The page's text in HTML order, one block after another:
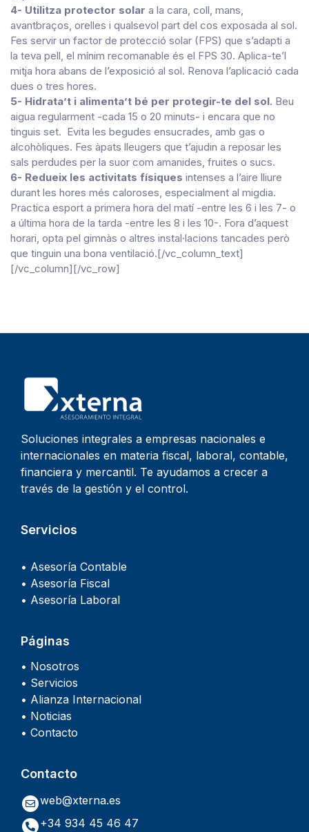
4- Utilitza protector solar a la cara, coll, mans,
avantbraços, orelles i qualsevol part del cos exposada al sol.
Fes servir un factor de protecció solar (FPS) que s’adapti a
la teva pell, el mínim recomanable és el FPS 30. Aplica-te’l
mitja hora abans de l’exposició al sol. Renova l’aplicació cada
dues o tres hores.
5- Hidrata’t i alimenta’t bé per protegir-te del sol. Beu
aigua regularment -cada 15 o 20 minuts- i encara que no
tinguis set. Evita les begudes ensucrades, amb gas o
alcohòliques. Fes àpats lleugers que t’ajudin a reposar les
sals perdudes per la suor com amanides, fruites o sucs.
6- Redueix les activitats físiques intenses a l’aire lliure
durant les hores més caloroses, especialment al migdia.
Practica esport a primera hora del matí -entre les 6 i les 7- o
a última hora de la tarda -entre les 8 i les 10-. Fora d’aquest
horari, opta pel gimnàs o altres instal·lacions tancades però
que tinguin una bona ventilació.[/vc_column_text]
[/vc_column][/vc_row]
Soluciones integrales a empresas nacionales e
internacionales en materia fiscal, laboral, contable,
financiera y mercantil. Te ayudamos a crecer a
través de la gestión y el control.
Servicios
• Asesoría Contable
• Asesoría Fiscal
• Asesoría Laboral
Páginas
• Nosotros
• Servicios
• Alianza Internacional
• Noticias
• Contacto
Contacto
web@xterna.es
+34 934 45 46 47